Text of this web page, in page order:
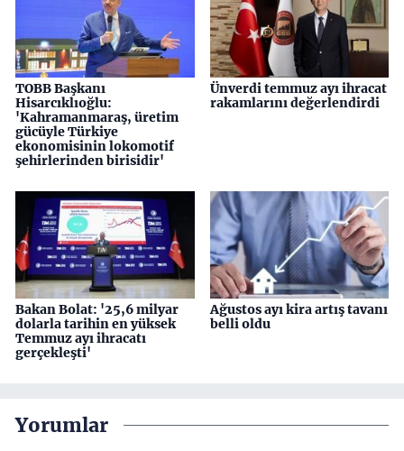
TOBB Başkanı
Hisarcıklıoğlu:
'Kahramanmaraş, üretim
gücüyle Türkiye
ekonomisinin lokomotif
şehirlerinden birisidir'
Ünverdi temmuz ayı ihracat
rakamlarını değerlendirdi
Bakan Bolat: '25,6 milyar
dolarla tarihin en yüksek
Temmuz ayı ihracatı
gerçekleşti'
Ağustos ayı kira artış tavanı
belli oldu
Yorumlar